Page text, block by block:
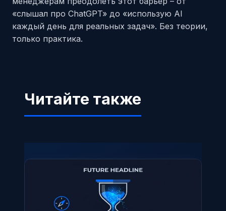
«слышал про ChatGPT» до «использую AI
каждый день для реальных задач». Без теории,
только практика.
Читайте также